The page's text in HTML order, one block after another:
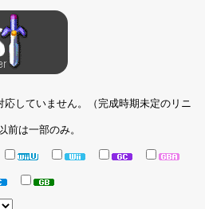
していません。（完成時期未定のリニ
以前は一部のみ。